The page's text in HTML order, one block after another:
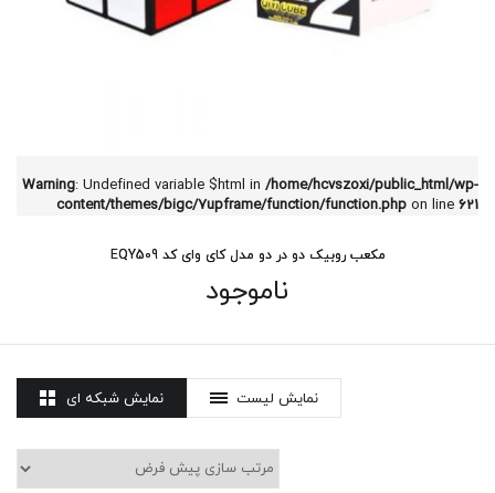
Warning: Undefined variable $html in /home/hcvszoxi/public_html/wp-
content/themes/bigc/7upframe/function/function.php on line 621
مکعب روبیک دو در دو مدل کای وای کد EQY509
ناموجود
نمایش شبکه ای نمایش لیست